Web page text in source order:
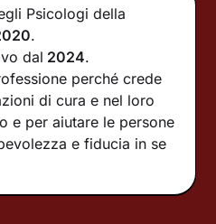
Psicologi della
.
dal 2024.
perché crede
di cura e nel loro
e per aiutare le persone
e fiducia in se